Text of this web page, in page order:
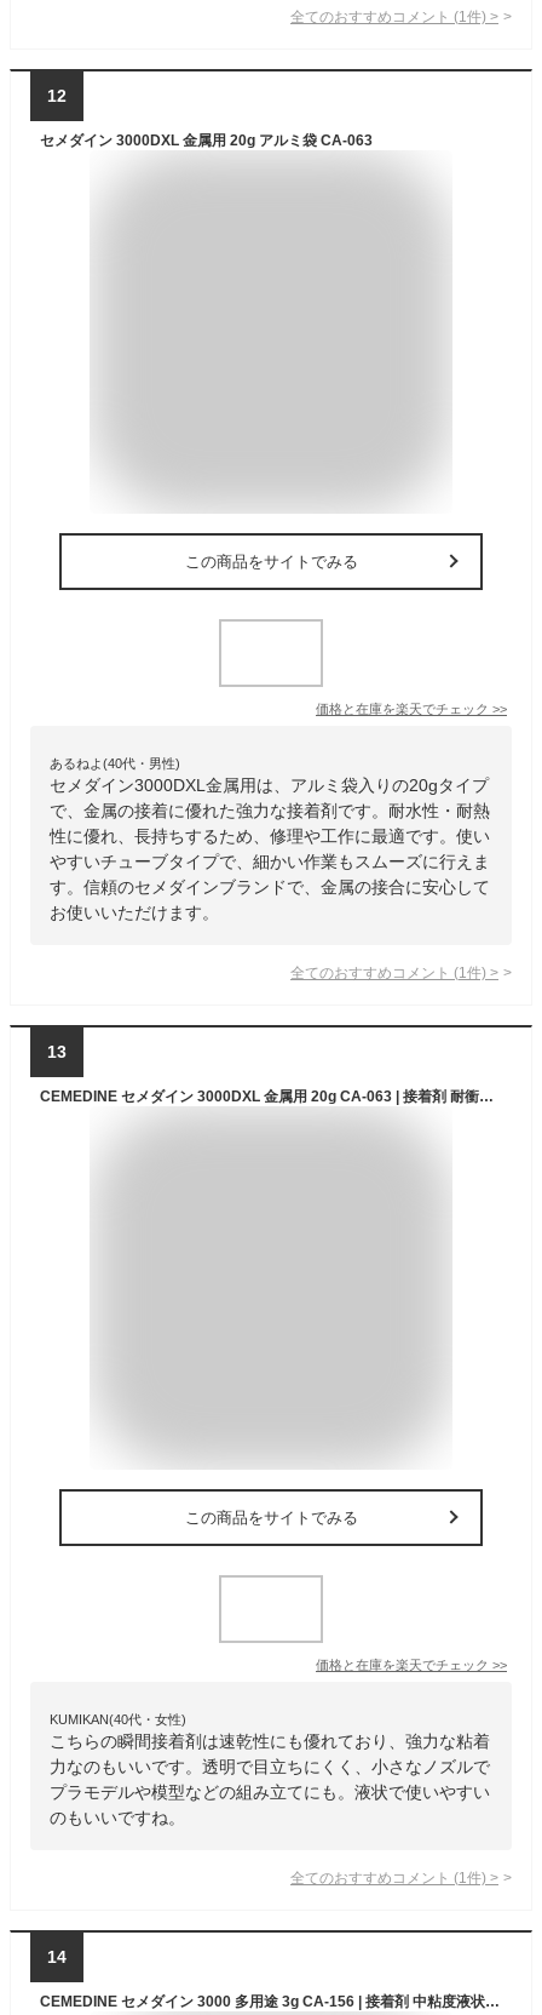
全てのおすすめコメント (1 件) >
12
セメダイン 3000DXL 金属用 20g アルミ袋 CA-063
この商品をサイトでみる
価格と在庫を楽天でチェック >>
あるねよ(40代・男性)
セメダイン3000DXL金属用は、アルミ袋入りの20gタイプ
で、金属の接着に優れた強力な接着剤です。耐水性・耐熱
性に優れ、長持ちするため、修理や工作に最適です。使い
やすいチューブタイプで、細かい作業もスムーズに行えま
す。信頼のセメダインブランドで、金属の接合に安心して
お使いいただけます。
全てのおすすめコメント (1 件) >
13
CEMEDINE セメダイン 3000DXL 金属用 20g CA-063 | 接着剤 耐衝撃 液状瞬間接着剤 金属 硬い 接着 最適 スタンドタイプ 耐衝撃タイプ おもちゃ 金属 模型 プラモデル 家電製品 樹脂 金具 アクセサリー 小物 接着
この商品をサイトでみる
価格と在庫を楽天でチェック >>
KUMIKAN(40代・女性)
こちらの瞬間接着剤は速乾性にも優れており、強力な粘着
力なのもいいです。透明で目立ちにくく、小さなノズルで
プラモデルや模型などの組み立てにも。液状で使いやすい
のもいいですね。
全てのおすすめコメント (1 件) >
14
CEMEDINE セメダイン 3000 多用途 3g CA-156 | 接着剤 中粘度液状瞬間接着剤 幅広い 素材 接着 多用途 スタンドタイプ アクセサリー 小物 プラモデル 金属 模型 陶磁器 置物 接着